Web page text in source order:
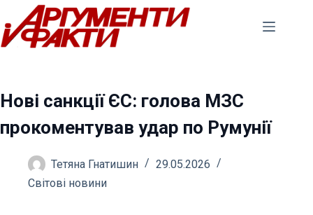
Перейти
до
вмісту
Нові санкції ЄС: голова МЗС
прокоментував удар по Румунії
Тетяна Гнатишин
29.05.2026
Світові новини